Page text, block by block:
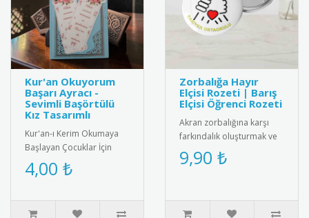
Kur'an Okuyorum
Başarı Ayracı -
Sevimli Başörtülü
Kız Tasarımlı
Kur'an-ı Kerim Okumaya
Başlayan Çocuklar İçin
Anlamlı Bir Hediye: Sevimli
Başörtülü Kız Tasarımlı Ku..
4,00 ₺
Zorbalığa Hayır
Elçisi Rozeti | Barış
Elçisi Öğrenci Rozeti
Akran zorbalığına karşı
farkındalık oluşturmak ve
barış elçisi öğrencileri
ödüllendirmek için tasarl..
9,90 ₺